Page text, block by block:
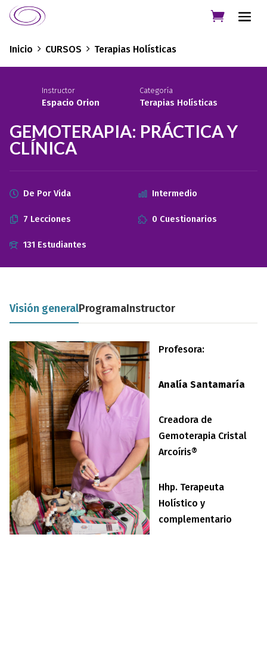
Inicio CURSOS Terapias Holísticas
Instructor
Espacio Orion
Categoría
Terapias Holísticas
GEMOTERAPIA: PRÁCTICA Y
CLÍNICA
De Por Vida Intermedio
7 Lecciones 0 Cuestionarios
131 Estudiantes
Visión generalProgramaInstructor
Profesora:
Analía Santamaría
Creadora de
Gemoterapia Cristal
Arcoíris®
Hhp. Terapeuta
Holístico y
complementario